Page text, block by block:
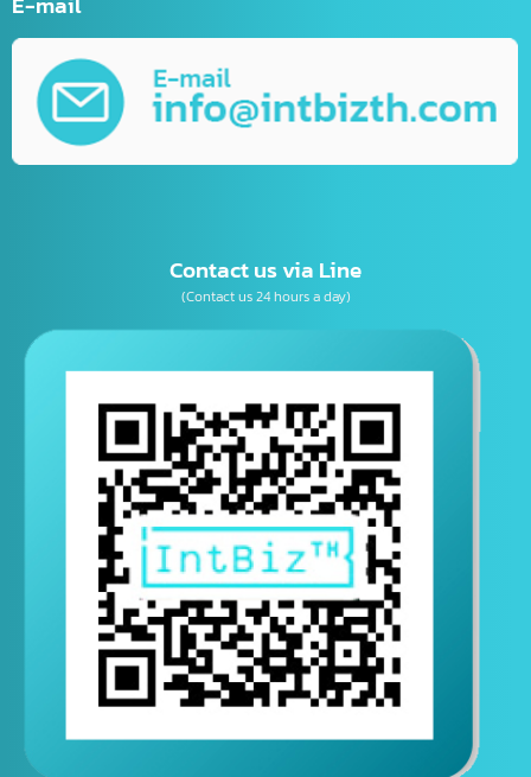
E-mail
Contact us via Line
(Contact us 24 hours a day)